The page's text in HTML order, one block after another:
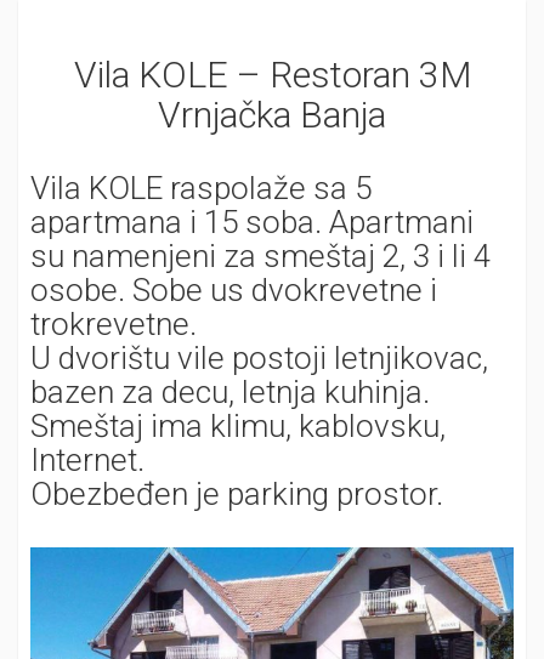
Vila KOLE – Restoran 3M
Vrnjačka Banja
Vila KOLE raspolaže sa 5
apartmana i 15 soba. Apartmani
su namenjeni za smeštaj 2, 3 i li 4
osobe. Sobe us dvokrevetne i
trokrevetne.
U dvorištu vile postoji letnjikovac,
bazen za decu, letnja kuhinja.
Smeštaj ima klimu, kablovsku,
Internet.
Obezbeđen je parking prostor.